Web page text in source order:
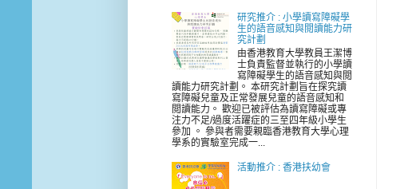
研究推介 : 小學讀寫障礙學
生的語音感知與閲讀能力研
究計劃
由香港教育大學教員王潔博
士負責監督並執行的小學讀
寫障礙學生的語音感知與閲
讀能力研究計劃。 本研究計劃旨在探究讀
寫障礙兒童及正常發展兒童的語音感知和
閲讀能力。 歡迎已被評估為讀寫障礙或專
注力不足/過度活躍症的三至四年級小學生
參加 。 參與者需要親臨香港教育大學心理
學系的實驗室完成一...
活動推介 : 香港扶幼會